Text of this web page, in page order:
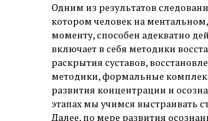
Одним из результатов
котором человек на
моменту, способен адекватно
включает в себя методики
раскрытия суставов,
методики, формальные
развития концентрации и
этапах мы учимся выстраивать
Далее, по мере развития